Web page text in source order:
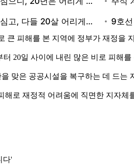
큰 피해를 본 지역에 정부가 재정을
터 20일 사이에 내린 많은 비로 피해
맞은 공공시설을 복구하는 데 드는
해로 재정적 어려움에 직면한 지자
다'